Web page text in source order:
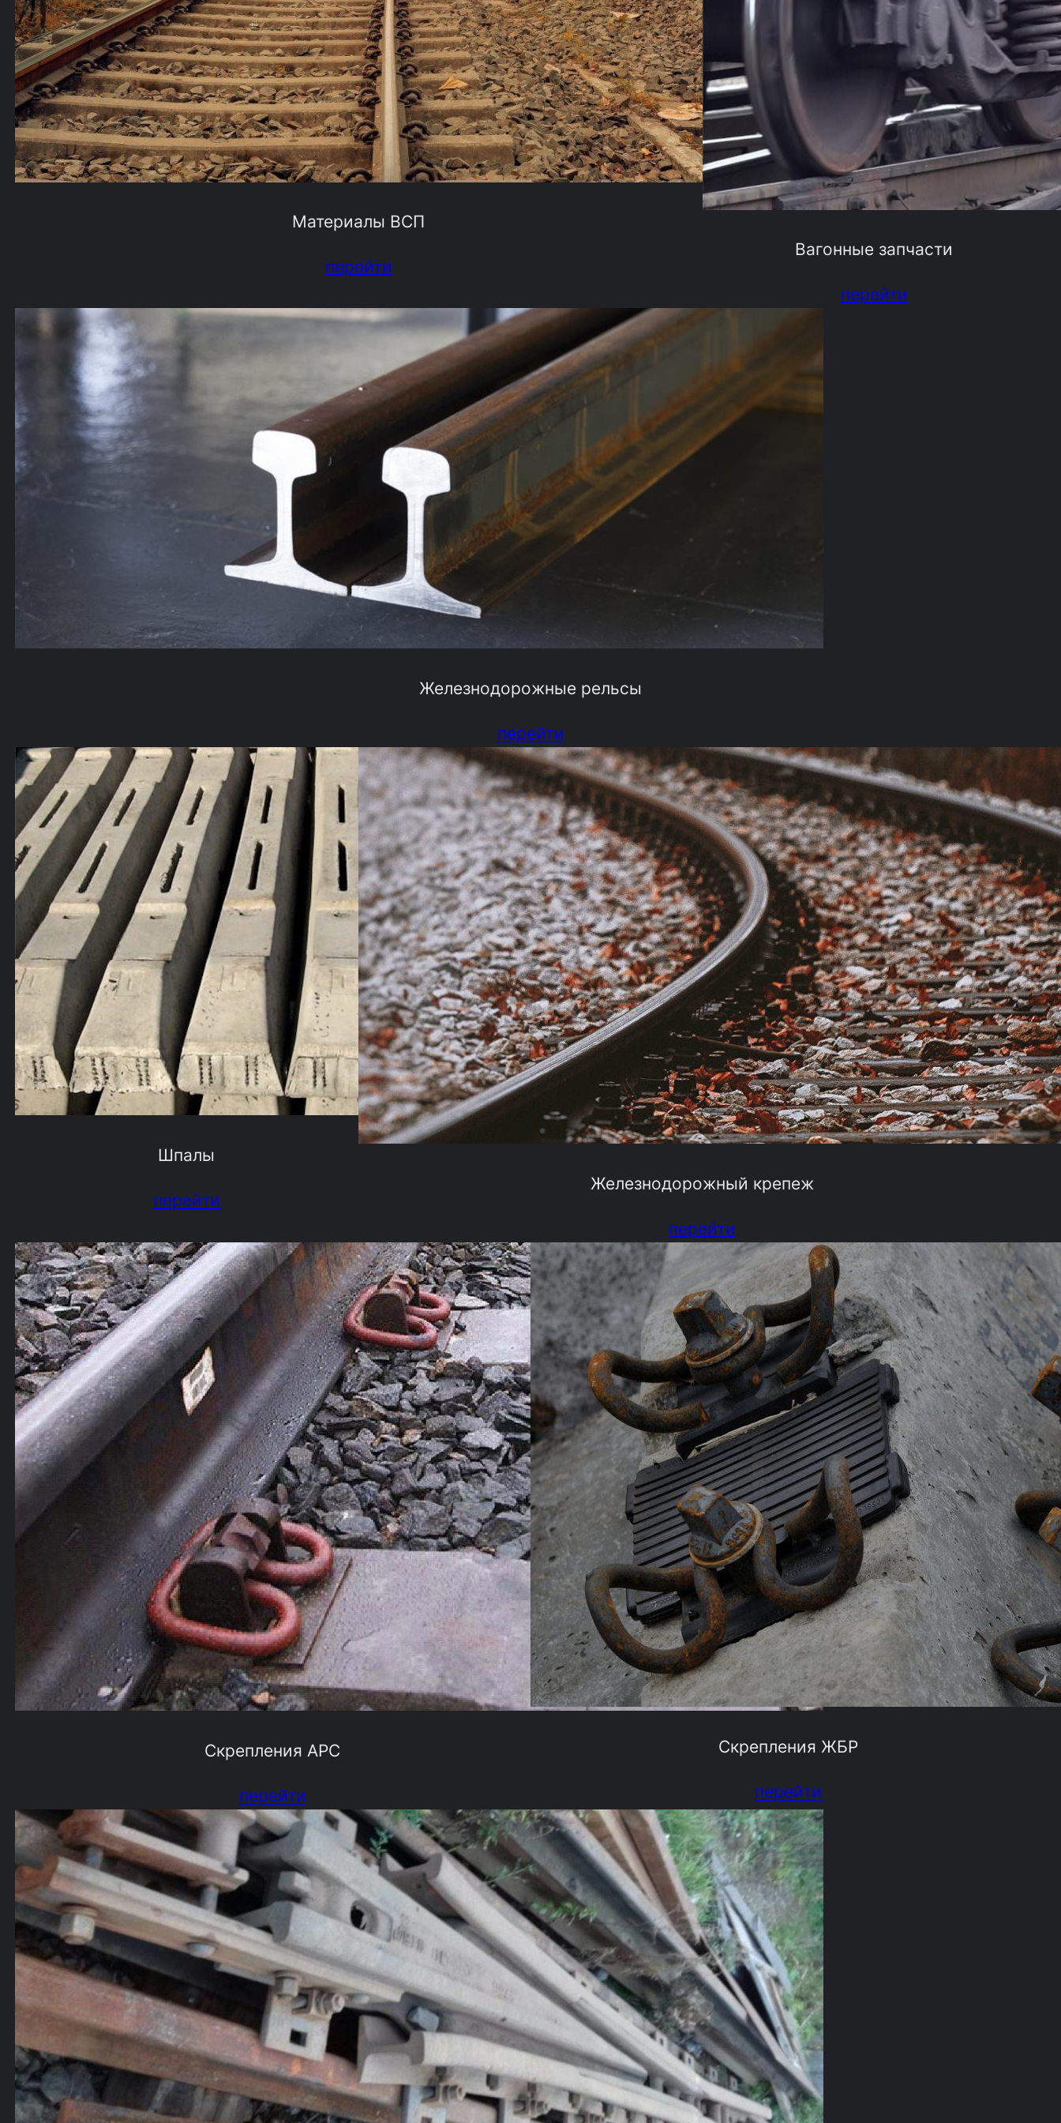
Материалы ВСП
перейти
Вагонные запчасти
перейти
Железнодорожные рельсы
перейти
Шпалы
перейти
Железнодорожный крепеж
перейти
Скрепления АРС
перейти
Скрепления ЖБР
перейти